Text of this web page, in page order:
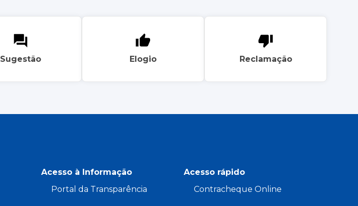
Sugestão Elogio Reclamação
Acesso à Informação
Portal da Transparência
Acesso rápido
Contracheque Online